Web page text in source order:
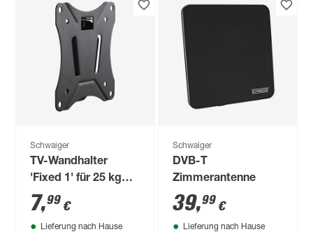
Schwaiger
TV-Wandhalter
'Fixed 1' für 25 kg
Gewicht fix
7,99 €
Lieferung nach Hause
Schwaiger
DVB-T
Zimmerantenne
39,99 €
Lieferung nach Hause